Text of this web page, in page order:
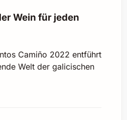
Wein für jeden
Camiño 2022 entführt
Welt der galicischen
besticht dieser